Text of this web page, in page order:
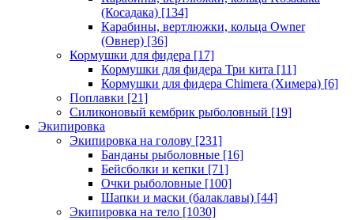
(Косадака) [134]
Карабины, вертлюжки, кольца Owner
(Овнер) [36]
Кормушки для фидера [17]
Кормушки для фидера Три кита [11]
Кормушки для фидера Chimera (Химера) [6]
Поплавки [21]
Силиконовый кембрик рыболовный [19]
Экипировка
Экипировка на голову [231]
Банданы рыболовные [16]
Бейсболки и кепки [71]
Очки рыболовные [100]
Шапки и маски (балаклавы) [44]
Экипировка на тело [1030]